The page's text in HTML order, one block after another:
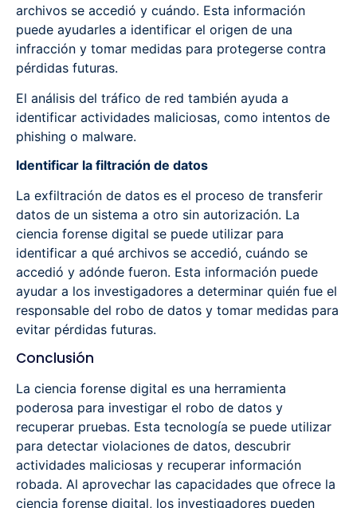
archivos se accedió y cuándo. Esta información
puede ayudarles a identificar el origen de una
infracción y tomar medidas para protegerse contra
pérdidas futuras.
El análisis del tráfico de red también ayuda a
identificar actividades maliciosas, como intentos de
phishing o malware.
Identificar la filtración de datos
La exfiltración de datos es el proceso de transferir
datos de un sistema a otro sin autorización. La
ciencia forense digital se puede utilizar para
identificar a qué archivos se accedió, cuándo se
accedió y adónde fueron. Esta información puede
ayudar a los investigadores a determinar quién fue el
responsable del robo de datos y tomar medidas para
evitar pérdidas futuras.
Conclusión
La ciencia forense digital es una herramienta
poderosa para investigar el robo de datos y
recuperar pruebas. Esta tecnología se puede utilizar
para detectar violaciones de datos, descubrir
actividades maliciosas y recuperar información
robada. Al aprovechar las capacidades que ofrece la
ciencia forense digital, los investigadores pueden